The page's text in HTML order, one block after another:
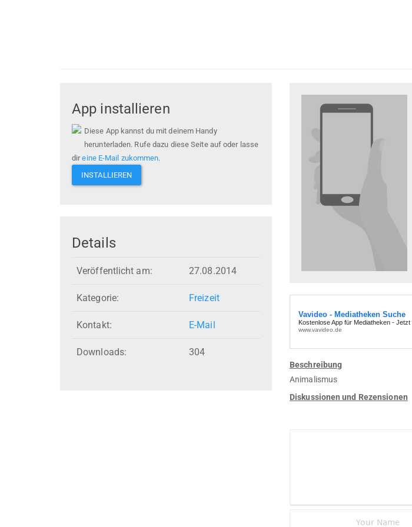
App installieren
Diese App kannst du mit deinem Handy
herunterladen. Rufe dazu diese Seite auf oder lasse
direine E-Mail zukommen.
INSTALLIEREN
Details
Veröffentlicht am: 27.08.2014
Kategorie: Freizeit
Kontakt: E-Mail
Downloads: 304
Beschreibung
Animalismus
Diskussionen und Rezensionen